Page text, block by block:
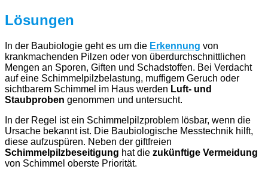
Lösungen
In der Baubiologie geht es um die Erkennung von
krankmachenden Pilzen oder von überdurchschnittlichen
Mengen an Sporen, Giften und Schadstoffen. Bei Verdacht
auf eine Schimmelpilzbelastung, muffigem Geruch oder
sichtbarem Schimmel im Haus werden Luft- und
Staubproben genommen und untersucht.
In der Regel ist ein Schimmelpilzproblem lösbar, wenn die
Ursache bekannt ist. Die Baubiologische Messtechnik hilft,
diese aufzuspüren. Neben der giftfreien
Schimmelpilzbeseitigung hat die zukünftige Vermeidung
von Schimmel oberste Priorität.